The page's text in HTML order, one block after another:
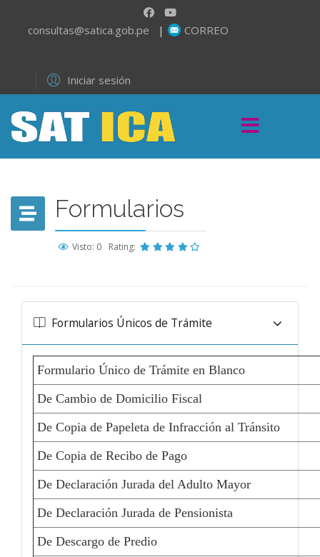
consultas@satica.gob.pe | CORREO
Iniciar sesión
Formularios
Visto: 0 Rating:
Formularios Únicos de Trámite
Formulario Único de Trámite en Blanco
De Cambio de Domicilio Fiscal
De Copia de Papeleta de Infracción al Tránsito
De Copia de Recibo de Pago
De Declaración Jurada del Adulto Mayor
De Declaración Jurada de Pensionista
De Descargo de Predio